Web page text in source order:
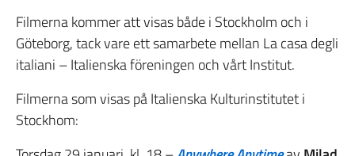
Filmerna kommer att visas både i Stockholm och i
Göteborg, tack vare ett samarbete mellan La casa degli
italiani – Italienska föreningen och vårt Institut.
Filmerna som visas på Italienska Kulturinstitutet i
Stockhom: